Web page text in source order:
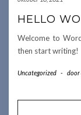
HELLO
Welcome to
then start writing!
Uncategorized - door